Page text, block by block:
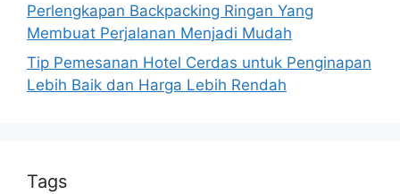
Perlengkapan Backpacking Ringan Yang
Membuat Perjalanan Menjadi Mudah
Tip Pemesanan Hotel Cerdas untuk Penginapan
Lebih Baik dan Harga Lebih Rendah
Tags